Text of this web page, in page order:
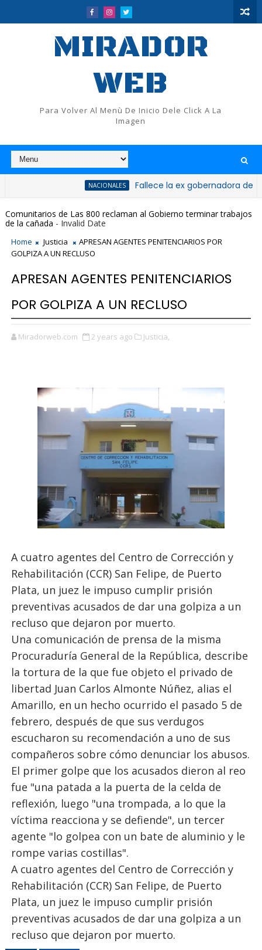
MIRADOR
WEB
Para Volver Al Menù De Inicio Dele Click A La
Imagen
NACIONALES Fallece la ex gobernadora de San
Comunitarios de Las 800 reclaman al Gobierno terminar trabajos
de la cañada - Invalid Date
Home Justicia
APRESAN AGENTES PENITENCIARIOS POR
GOLPIZA A UN RECLUSO
APRESAN AGENTES PENITENCIARIOS
POR GOLPIZA A UN RECLUSO
Miradorweb.com 2 years ago Justicia,
A cuatro agentes del Centro de Corrección y
Rehabilitación (CCR) San Felipe, de Puerto
Plata, un juez le impuso cumplir prisión
preventivas acusados de dar una golpiza a un
recluso que dejaron por muerto.
Una comunicación de prensa de la misma
Procuraduría General de la República, describe
la tortura de la que fue objeto el privado de
libertad Juan Carlos Almonte Núñez, alias el
Amarillo, en un hecho ocurrido el pasado 5 de
febrero, después de que sus verdugos
escucharon su recomendación a uno de sus
compañeros sobre cómo denunciar los abusos.
El primer golpe que los acusados dieron al reo
fue "una patada a la puerta de la celda de
reflexión, luego "una trompada, a lo que la
víctima reacciona y se defiende", un tercer
agente "lo golpea con un bate de aluminio y le
rompe varias costillas".
A cuatro agentes del Centro de Corrección y
Rehabilitación (CCR) San Felipe, de Puerto
Plata, un juez le impuso cumplir prisión
preventivas acusados de dar una golpiza a un
recluso que dejaron por muerto.